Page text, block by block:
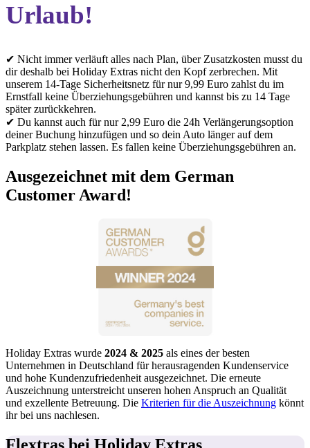
Urlaub!
✔ Nicht immer verläuft alles nach Plan, über Zusatzkosten musst du
dir deshalb bei Holiday Extras nicht den Kopf zerbrechen. Mit
unserem 14-Tage Sicherheitsnetz für nur 9,99 Euro zahlst du im
Ernstfall keine Überziehungsgebühren und kannst bis zu 14 Tage
später zurückkehren.
✔ Du kannst auch für nur 2,99 Euro die 24h Verlängerungsoption
deiner Buchung hinzufügen und so dein Auto länger auf dem
Parkplatz stehen lassen. Es fallen keine Überziehungsgebühren an.
Ausgezeichnet mit dem German
Customer Award!
Holiday Extras wurde 2024 & 2025 als eines der besten
Unternehmen in Deutschland für herausragenden Kundenservice
und hohe Kundenzufriedenheit ausgezeichnet. Die erneute
Auszeichnung unterstreicht unseren hohen Anspruch an Qualität
und exzellente Betreuung. Die Kriterien für die Auszeichnung könnt
ihr bei uns nachlesen.